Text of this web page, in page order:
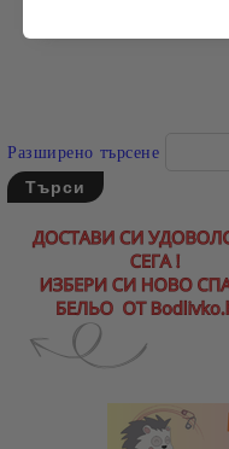
Разширено търсене